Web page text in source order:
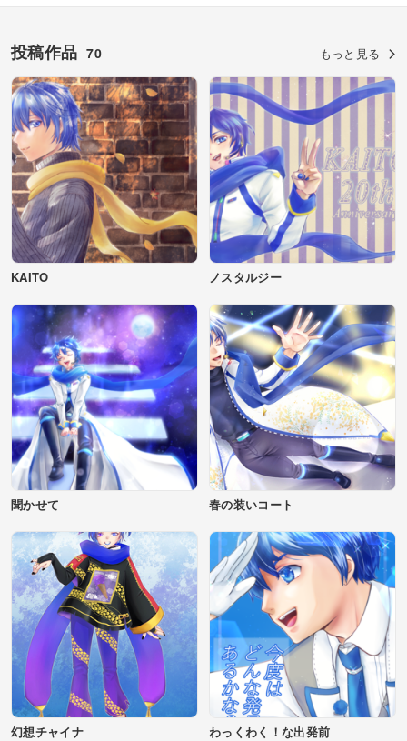
投稿作品 70 もっと見る
KAITO ノスタルジー
聞かせて 春の装いコート
幻想チャイナ わっくわく！な出発前